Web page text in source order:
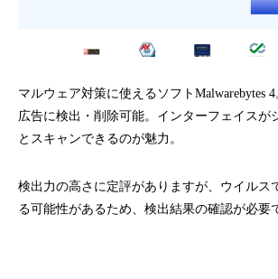
マルウェア対策に使えるソフトMalwarebytes
広告に検出・削除可能。インターフェイスが
とスキャンできるのが魅力。
検出力の高さに定評がありますが、ウイルス
る可能性があるため、検出結果の確認が必要